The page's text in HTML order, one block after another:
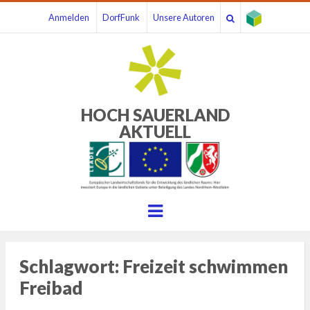
Anmelden DorfFunk Unsere Autoren
HOCH SAUERLAND
AKTUELL
Menu
Schlagwort: Freizeit schwimmen
Freibad